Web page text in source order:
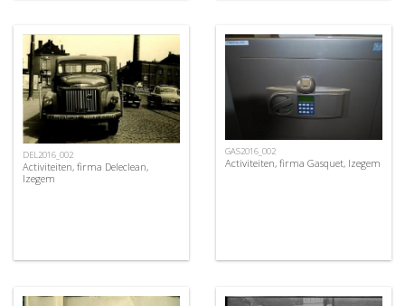
DEL2016_002
Activiteiten, firma Deleclean,
Izegem
GAS2016_002
Activiteiten, firma Gasquet, Izegem